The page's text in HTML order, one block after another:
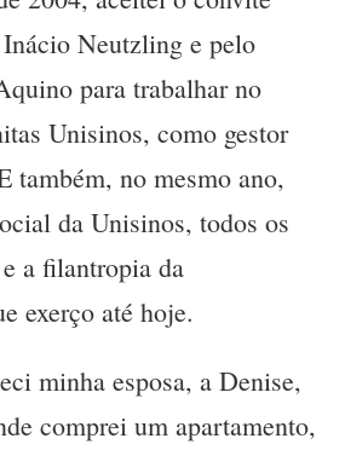
Neutzling e pelo
para trabalhar no
Unisinos, como gestor
também, no mesmo ano,
da Unisinos, todos os
a filantropia da
exerço até hoje.
minha esposa, a Denise,
comprei um apartamento,